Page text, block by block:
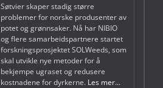
Søtvier skaper stadig større
problemer for norske produsenter av
potet og grønnsaker. Nå har NIBIO
og flere samarbeidspartnere startet
forskningsprosjektet SOLWeeds, som
skal utvikle nye metoder for å
bekjempe ugraset og redusere
kostnadene for dyrkerne. Les mer...